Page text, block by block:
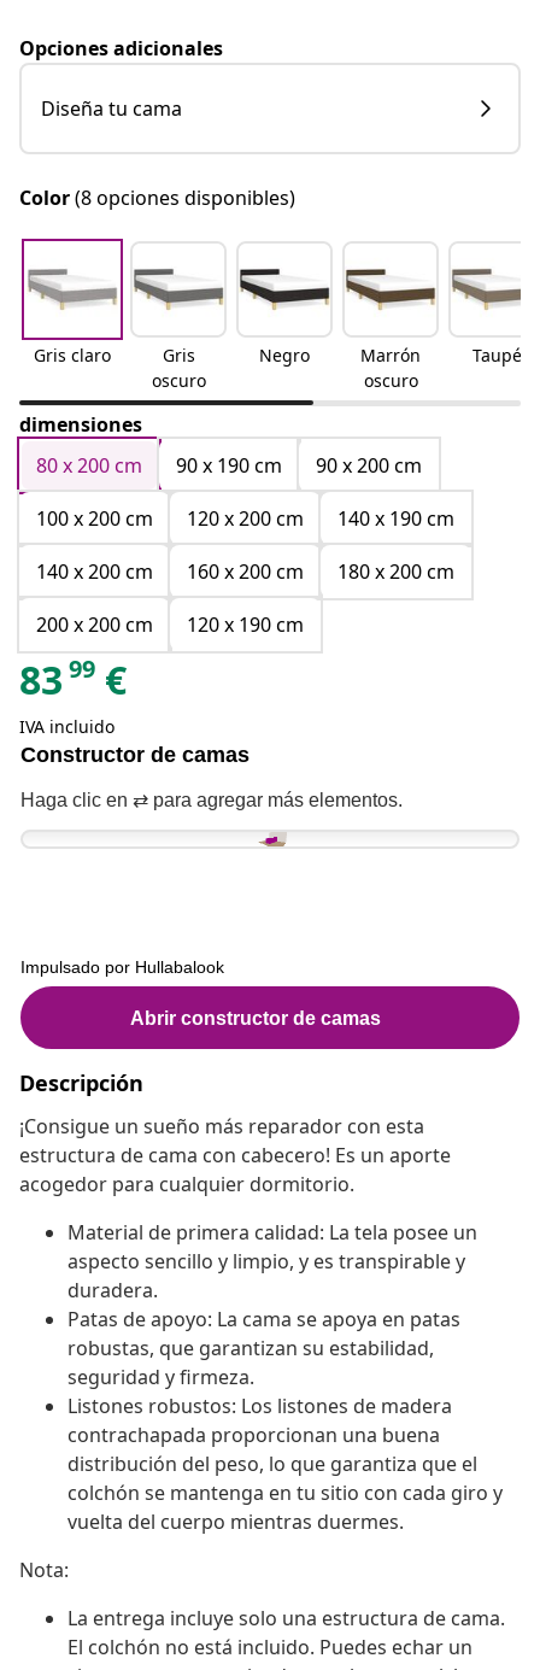
Opciones adicionales
Diseña tu cama
Color(8 opciones disponibles)
Gris claro
Gris
oscuro
Negro
Marrón
oscuro
Taupé
dimensiones
80 x 200 cm
90 x 190 cm
90 x 200 cm
100 x 200 cm
120 x 200 cm
140 x 190 cm
140 x 200 cm
160 x 200 cm
180 x 200 cm
200 x 200 cm
120 x 190 cm
83 99 €
IVA incluido
Descripción
¡Consigue un sueño más reparador con esta
estructura de cama con cabecero! Es un aporte
acogedor para cualquier dormitorio.
Material de primera calidad: La tela posee un
aspecto sencillo y limpio, y es transpirable y
duradera.
Patas de apoyo: La cama se apoya en patas
robustas, que garantizan su estabilidad,
seguridad y firmeza.
Listones robustos: Los listones de madera
contrachapada proporcionan una buena
distribución del peso, lo que garantiza que el
colchón se mantenga en tu sitio con cada giro y
vuelta del cuerpo mientras duermes.
Nota:
La entrega incluye solo una estructura de cama.
El colchón no está incluido. Puedes echar un